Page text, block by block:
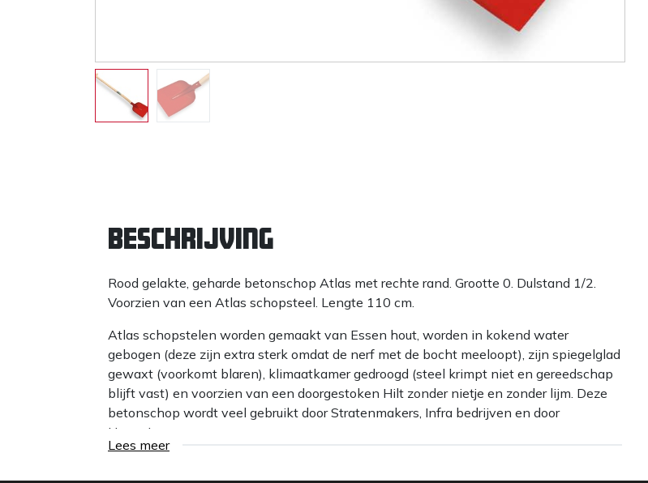
Beschrijving
Rood gelakte, geharde betonschop Atlas met rechte rand. Grootte 0. Dulstand 1/2.
Voorzien van een Atlas schopsteel. Lengte 110 cm.
Atlas schopstelen worden gemaakt van Essen hout, worden in kokend water
gebogen (deze zijn extra sterk omdat de nerf met de bocht meeloopt), zijn spiegelglad
gewaxt (voorkomt blaren), klimaatkamer gedroogd (steel krimpt niet en gereedschap
blijft vast) en voorzien van een doorgestoken Hilt zonder nietje en zonder lijm. Deze
betonschop wordt veel gebruikt door Stratenmakers, Infra bedrijven en door
Hoveniers.
Lees meer